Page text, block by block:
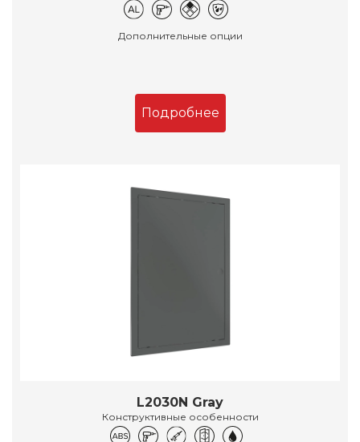
Дополнительные опции
Подробнее
L2030N Gray
Конструктивные особенности